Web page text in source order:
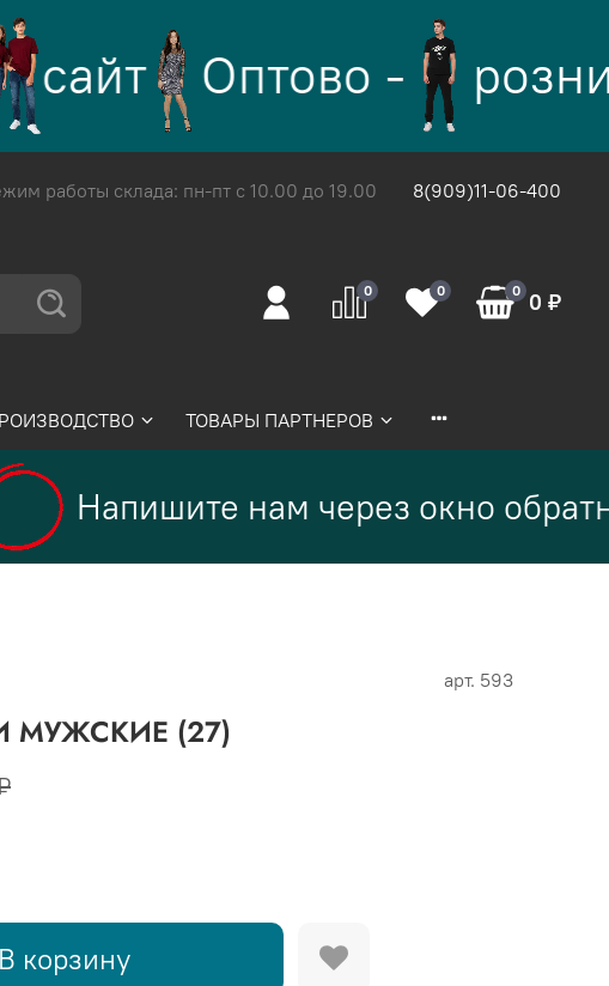
сайт Оптово -
работы склада: пн-пт с 10.00 до 19.00 8(909)11-06-400
0 0 0 0 ₽
ТОВАРЫ ПАРТНЕРОВ
Напишите нам через окно
арт. 593
МУЖСКИЕ (27)
В корзину